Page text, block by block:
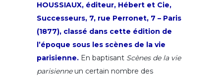
HOUSSIAUX, éditeur, Hébert et Cie,
Successeurs, 7, rue Perronet, 7 – Paris
(1877), classé dans cette édition de
l’époque sous les scènes de la vie
parisienne. En baptisant Scènes de la vie
parisienneun certain nombre des